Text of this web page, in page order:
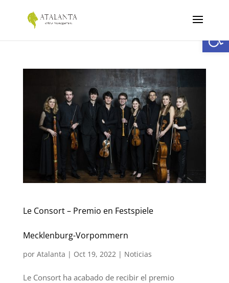
Le Consort – Premio en Festspiele
Mecklenburg-Vorpommern
por Atalanta | Oct 19, 2022 | Noticias
Le Consort ha acabado de recibir el premio